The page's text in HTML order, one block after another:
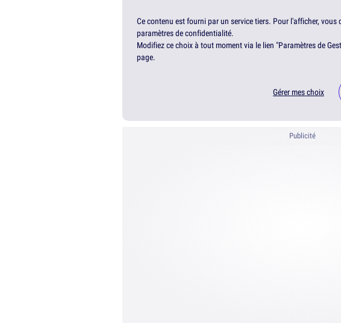
Ce contenu est fourni par un service tiers. Pour l'afficher, vous
paramètres de confidentialité.
Modifiez ce choix à tout moment via le lien "Paramètres de
page.
Gérer mes choix
Publicité